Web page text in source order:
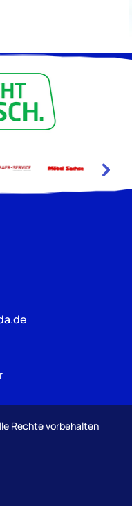
Rechte vorbehalten